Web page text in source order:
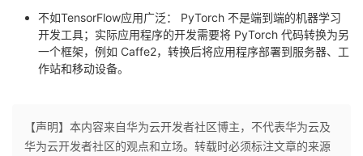
不如TensorFlow应用广泛： PyTorch 不是端到端的机器学习
开发工具；实际应用程序的开发需要将 PyTorch 代码转换为另
一个框架，例如 Caffe2，转换后将应用程序部署到服务器、工
作站和移动设备。
【声明】本内容来自华为云开发者社区博主，不代表华为云及
华为云开发者社区的观点和立场。转载时必须标注文章的来源